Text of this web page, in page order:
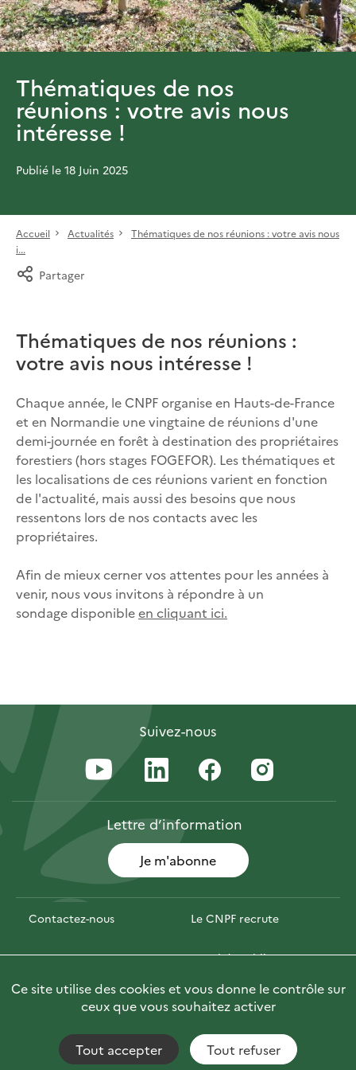
Thématiques de nos
réunions : votre avis nous
intéresse !
Publié le 18 Juin 2025
Accueil Actualités
Thématiques de nos réunions : votre avis nous
i...
Partager
Thématiques de nos réunions :
votre avis nous intéresse !
Chaque année, le CNPF organise en Hauts-de-France
et en Normandie une vingtaine de réunions d'une
demi-journée en forêt à destination des propriétaires
forestiers (hors stages FOGEFOR). Les thématiques et
les localisations de ces réunions varient en fonction
de l'actualité, mais aussi des besoins que nous
ressentons lors de nos contacts avec les
propriétaires.
Afin de mieux cerner vos attentes pour les années à
venir, nous vous invitons à répondre à un
sondage disponibleen cliquant ici.
Suivez-nous
Lettred’information
Je m'abonne
Contactez-nous Le CNPF recrute
Espace presse Marchés publics
Photofor Briefly in English
Accessibilité : non conforme Fils RSS
Ce site utilise des cookies et vous donne le contrôle sur
ceux que vous souhaitez activer
Tout accepter Tout refuser